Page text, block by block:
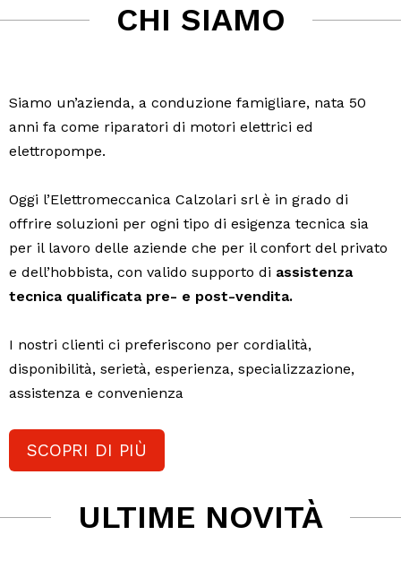
CHI SIAMO
Siamo un’azienda, a conduzione famigliare, nata 50
anni fa come riparatori di motori elettrici ed
elettropompe.
Oggi l’Elettromeccanica Calzolari srl è in grado di
offrire soluzioni per ogni tipo di esigenza tecnica sia
per il lavoro delle aziende che per il confort del privato
e dell’hobbista, con valido supporto di assistenza
tecnica qualificata pre- e post-vendita.
I nostri clienti ci preferiscono per cordialità,
disponibilità, serietà, esperienza, specializzazione,
assistenza e convenienza
SCOPRI DI PIÙ
ULTIME NOVITÀ